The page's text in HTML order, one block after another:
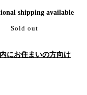
shipping available
Sold out
にお住まいの方向け